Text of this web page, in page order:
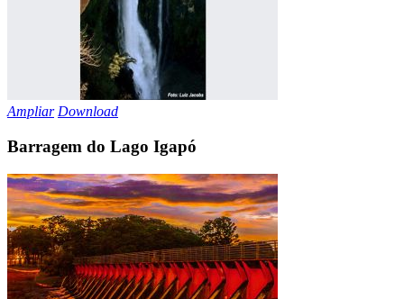
Ampliar Download
Barragem do Lago Igapó